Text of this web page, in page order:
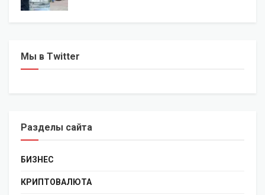
Мы в Twitter
Разделы сайта
БИЗНЕС
КРИПТОВАЛЮТА